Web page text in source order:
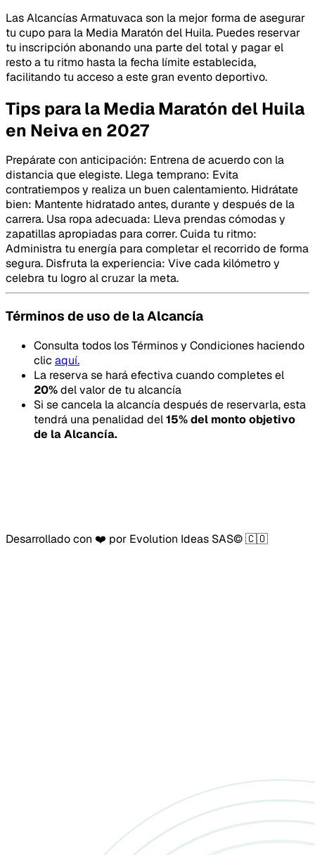
Las Alcancías Armatuvaca son la mejor forma de asegurar
tu cupo para la Media Maratón del Huila. Puedes reservar
tu inscripción abonando una parte del total y pagar el
resto a tu ritmo hasta la fecha límite establecida,
facilitando tu acceso a este gran evento deportivo.
Tips para la Media Maratón del Huila
en Neiva en 2027
Prepárate con anticipación: Entrena de acuerdo con la
distancia que elegiste. Llega temprano: Evita
contratiempos y realiza un buen calentamiento. Hidrátate
bien: Mantente hidratado antes, durante y después de la
carrera. Usa ropa adecuada: Lleva prendas cómodas y
zapatillas apropiadas para correr. Cuida tu ritmo:
Administra tu energía para completar el recorrido de forma
segura. Disfruta la experiencia: Vive cada kilómetro y
celebra tu logro al cruzar la meta.
Términos de uso de la Alcancía
Consulta todos los Términos y Condiciones haciendo
clic aquí.
La reserva se hará efectiva cuando completes el
20%del valor de tu alcancía
Si se cancela la alcancía después de reservarla, esta
tendrá una penalidad del15% del monto objetivo
de la Alcancía.
Desarrollado con ❤️ por Evolution Ideas SAS© 🇨🇴